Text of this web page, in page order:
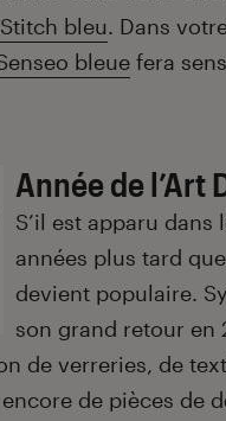
bleu. Dans
bleue fera
Année de l’Art
S’il est apparu dans
années plus tard
devient populaire.
son grand retour en
de verreries, de
de pièces de